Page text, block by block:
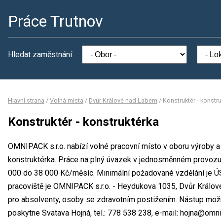
Práce Trutnov
Hledat zaměstnání
Hlavní strana / Volná místa / Dvůr Králové nad Labem / Konstruktér -
Konstruktér - konstruktérka
OMNIPACK s.r.o. nabízí volné pracovní místo v oboru výroby
konstruktérka. Práce na plný úvazek v jednosměnném
000 do 38 000 Kč/měsíc. Minimální požadované vzdělání je
pracoviště je OMNIPACK s.r.o. - Heydukova 1035, Dvůr
pro absolventy, osoby se zdravotním postižením. Nástup
poskytne Svatava Hojná, tel.: 778 538 238, e-mail: